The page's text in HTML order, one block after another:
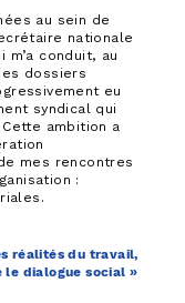
au sein de
nationale
conduit, au
dossiers
eu
syndical qui
ambition a
mes rencontres
:
réalités du travail,
dialogue social »